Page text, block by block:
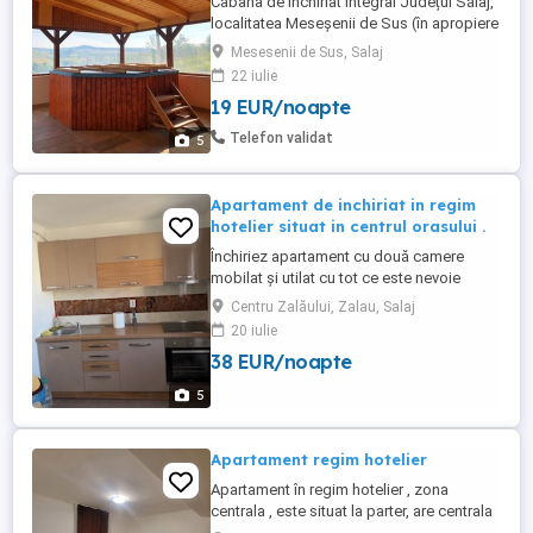
5
localitatea Meseșenii de Sus (în apropiere
de Zalău) -Jacuzzi cu capacitate de 14
persoane -loc pentru grătar și ceaun -boxă
cu conectate Bluetooth -terasă spațioasă
-TV Wi-Fi -5 dormitoare -2 băi -bucătărie
utilată -aparat de făcut cafea -frigider -
Mesesenii de Sus, Salaj
22 iulie
19 EUR/noapte
Telefon validat
5
Apartament de inchiriat in regim
hotelier situat in centrul orasului .
Închiriez apartament cu două camere
mobilat și utilat cu tot ce este nevoie
pentru șederea ta ! Apartamentul este
situat în centrul orașului Zalău .
Centru Zalăului, Zalau, Salaj
20 iulie
38 EUR/noapte
Apartament regim hotelier
Apartament în regim hotelier , zona
centrala , este situat la parter, are centrala